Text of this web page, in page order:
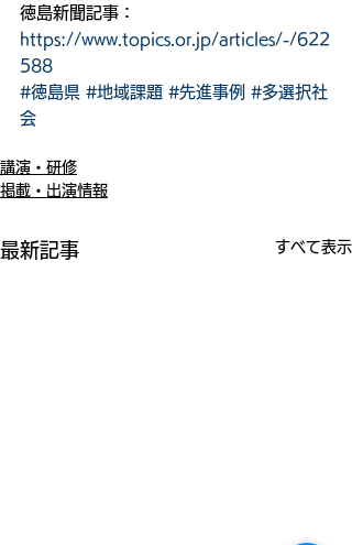
徳島新聞記事：
https://www.topics.or.jp/articles/-/622
588
#徳島県 #地域課題 #先進事例 #多選択社
会
講演・研修
掲載・出演情報
最新記事 すべて表示